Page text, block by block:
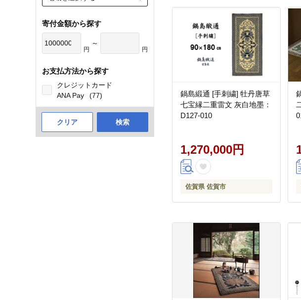
寄付金額から探す
円
～
円
お支払方法から探す
クレジットカード
ANA Pay
(77)
クリア 検索
鍋島緞通 [手刺繍] 牡丹唐草
七宝縁二重雷文 灰白地墨：
D127-010
1,270,000円
佐賀県 佐賀市